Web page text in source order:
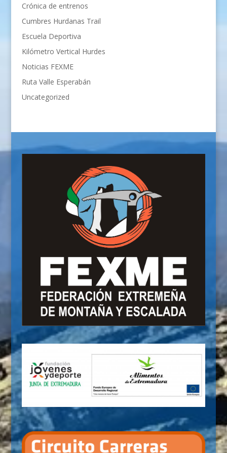
Crónica de entrenos
Cumbres Hurdanas Trail
Escuela Deportiva
Kilómetro Vertical Hurdes
Noticias FEXME
Ruta Valle Esperabán
Uncategorized